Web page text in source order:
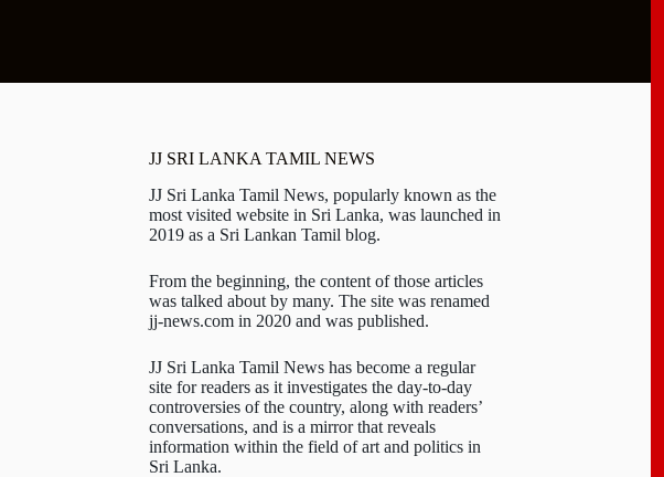
JJ SRI LANKA TAMIL NEWS
JJ Sri Lanka Tamil News, popularly known as the
most visited website in Sri Lanka, was launched in
2019 as a Sri Lankan Tamil blog.
From the beginning, the content of those articles
was talked about by many. The site was renamed
jj-news.com in 2020 and was published.
JJ Sri Lanka Tamil News has become a regular
site for readers as it investigates the day-to-day
controversies of the country, along with readers’
conversations, and is a mirror that reveals
information within the field of art and politics in
Sri Lanka.